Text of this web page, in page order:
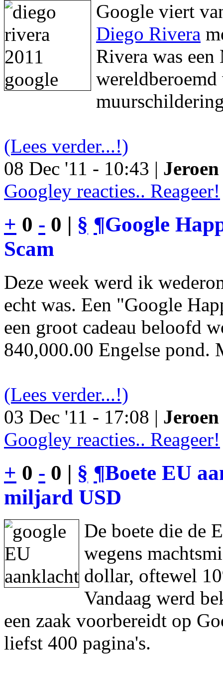
Google viert
Diego Rivera
Rivera was een
(Lees verder...!)
08 Dec '11 - 10:43 |
Googley reacties.. Reageer!
+ 0 - 0 | § ¶Google
Scam
Deze week werd ik
echt was. Een "Google
een groot cadeau beloofd
840,000.00 Engelse pond.
(Lees verder...!)
03 Dec '11 - 17:08 |
Googley reacties.. Reageer!
+ 0 - 0 | § ¶Boete EU
miljard USD
De boete die de
wegens
dollar, oftewel
Vandaag werd
een zaak voorbereidt op
liefst 400 pagina's.